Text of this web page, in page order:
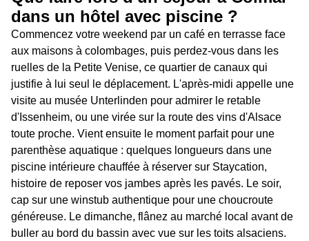
dans un hôtel avec piscine ?
Commencez votre weekend par un café en terrasse face
aux maisons à colombages, puis perdez-vous dans les
ruelles de la Petite Venise, ce quartier de canaux qui
justifie à lui seul le déplacement. L'après-midi appelle une
visite au musée Unterlinden pour admirer le retable
d'Issenheim, ou une virée sur la route des vins d'Alsace
toute proche. Vient ensuite le moment parfait pour une
parenthèse aquatique : quelques longueurs dans une
piscine intérieure chauffée à réserver sur Staycation,
histoire de reposer vos jambes après les pavés. Le soir,
cap sur une winstub authentique pour une choucroute
généreuse. Le dimanche, flânez au marché local avant de
buller au bord du bassin avec vue sur les toits alsaciens.